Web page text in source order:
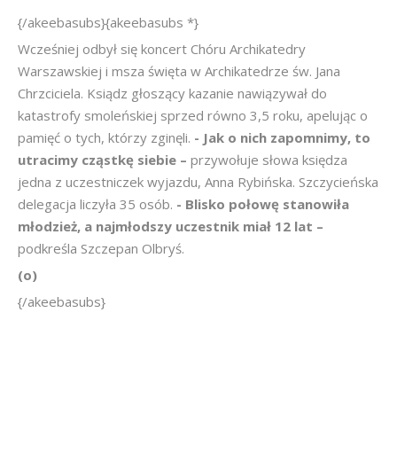
{/akeebasubs}{akeebasubs *}
Wcześniej odbył się koncert Chóru Archikatedry
Warszawskiej i msza święta w Archikatedrze św. Jana
Chrzciciela. Ksiądz głoszący kazanie nawiązywał do
katastrofy smoleńskiej sprzed równo 3,5 roku, apelując o
pamięć o tych, którzy zginęli. - Jak o nich zapomnimy, to
utracimy cząstkę siebie – przywołuje słowa księdza
jedna z uczestniczek wyjazdu, Anna Rybińska. Szczycieńska
delegacja liczyła 35 osób. - Blisko połowę stanowiła
młodzież, a najmłodszy uczestnik miał 12 lat –
podkreśla Szczepan Olbryś.
(o)
{/akeebasubs}